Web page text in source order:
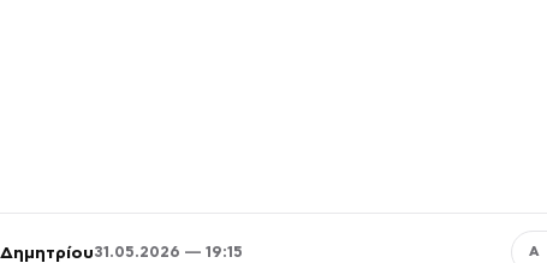
31.05.2026 — 19:15 Α